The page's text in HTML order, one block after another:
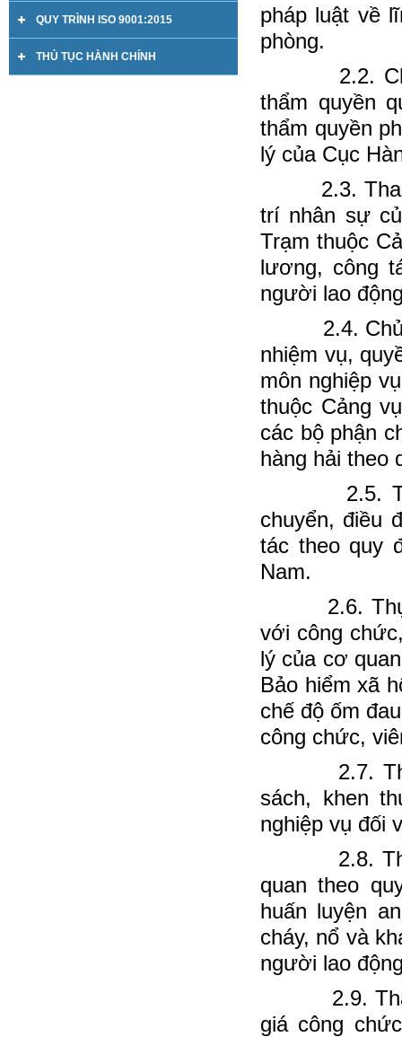
QUY TRÌNH ISO 9001:2015
THỦ TỤC HÀNH CHÍNH
pháp luật về
phòng.
2.2. Chủ
thẩm quyền
thẩm quyền
lý của Cục
2.3. Tham
trí nhân sự
Trạm thuộc
lương, công
người lao
2.4. Chủ trì
nhiệm vụ,
môn nghiệp
thuộc Cảng
các bộ phận
hàng hải theo
2.5. Thực
chuyển, điều
tác theo quy
Nam.
2.6. Thực
với công
lý của cơ
Bảo hiểm xã
chế độ ốm
công chức,
2.7. Thực
sách, khen
nghiệp vụ đối
2.8. Thực
quan theo
huấn luyện
cháy, nổ và
người lao
2.9. Tham
giá công